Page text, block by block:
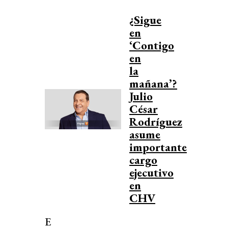
¿Sigue
en
‘Contigo
en
la
mañana’?
Julio
César
Rodríguez
asume
importante
cargo
ejecutivo
en
CHV
E